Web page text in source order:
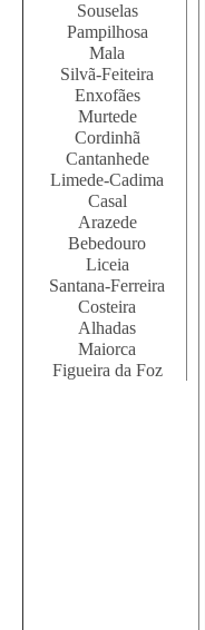
Souselas
Pampilhosa
Mala
Silvã-Feiteira
Enxofães
Murtede
Cordinhã
Cantanhede
Limede-Cadima
Casal
Arazede
Bebedouro
Liceia
Santana-Ferreira
Costeira
Alhadas
Maiorca
Figueira da Foz